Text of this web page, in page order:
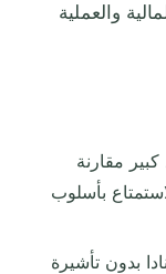
والعملية
مقارنة
بأسلوب
بدون تأشيرة